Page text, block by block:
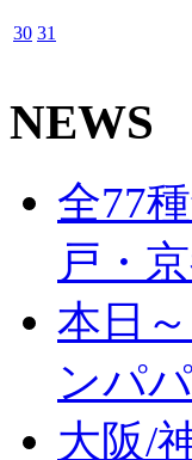
30 31
NEWS
全77
戸・
本日
ンパ
大阪/